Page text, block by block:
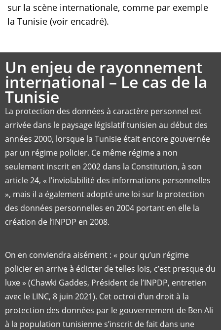
sur la scène internationale, comme par exemple
la Tunisie (voir encadré).
Un enjeu de rayonnement
international – Le cas de la
Tunisie
La protection des données à caractère personnel est
arrivée dans le paysage législatif tunisien au début des
années 2000, lorsque la Tunisie était encore gouvernée
par un régime policier. Ce même régime a non
seulement inscrit en 2002 dans la Constitution, à son
article 24, « l’inviolabilité des informations personnelles
», mais il a également adopté une loi sur la protection
des données personnelles en 2004 portant en elle la
création de l’INPDP en 2008.
On en conviendra aisément : « pour qu’un régime
policier en arrive à édicter de telles lois, c’est presque du
luxe » (Chawki Gaddes, Président de l’INPDP, entretien
avec le LINC, 8 juin 2021). Cet octroi d’un droit à la
protection des données par le gouvernement de Ben Ali
à la population tunisienne s’inscrit de fait dans une